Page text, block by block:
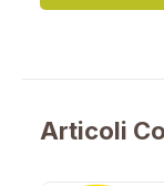
Articoli